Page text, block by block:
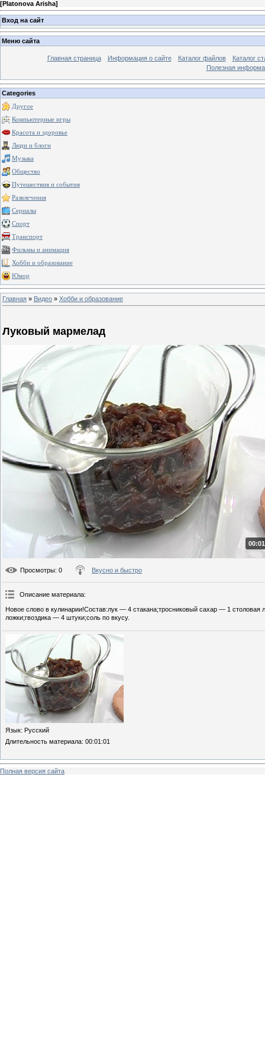
[Platonova Arisha]
Вход на сайт
Меню сайта
Главная страница Информация о сайте Каталог файлов
Каталог
Полезная
Categories
Другое
Компьютерные игры
Красота и здоровье
Люди и блоги
Музыка
Общество
Путешествия и события
Развлечения
Сериалы
Спорт
Транспорт
Фильмы и анимация
Хобби и образование
Юмор
Главная » Видео » Хобби и образование
Луковый мармелад
Просмотры: 0 Вкусно и быстро
Описание материала:
Новое слово в кулинарии!Состав:лук — 4 стакана;тросниковый сахар — 1
ложки;гвоздика — 4 штуки;соль по вкусу.
Язык: Русский
Длительность материала: 00:01:01
Полная версия сайта